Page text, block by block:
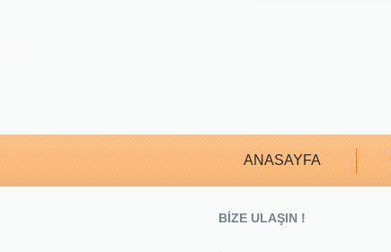
ANASAYFA
BİZE ULAŞIN !